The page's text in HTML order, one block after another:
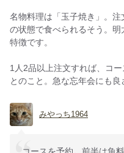
名物料理は「玉子焼き」。
の状態で食べられるそう。
特徴です。
1人2品以上注文すれば、コ
とのこと。急な忘年会にも良
みやっち1964
コースを予約。前半は魚